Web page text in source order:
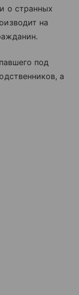
о странных
на
под
а